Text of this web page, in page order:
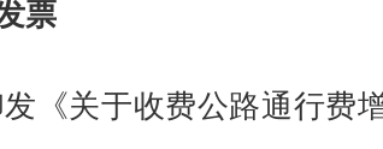
票
《关于收费公路通行费